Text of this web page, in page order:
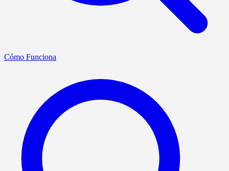
Cómo Funciona